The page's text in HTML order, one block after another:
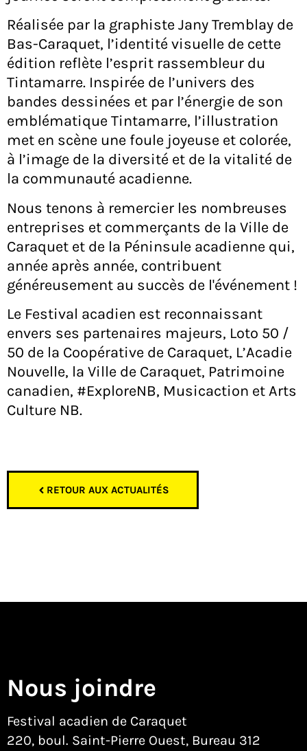
Réalisée par la graphiste Jany Tremblay de
Bas-Caraquet, l’identité visuelle de cette
édition reflète l’esprit rassembleur du
Tintamarre. Inspirée de l’univers des
bandes dessinées et par l’énergie de son
emblématique Tintamarre, l’illustration
met en scène une foule joyeuse et colorée,
à l’image de la diversité et de la vitalité de
la communauté acadienne.
Nous tenons à remercier les nombreuses
entreprises et commerçants de la Ville de
Caraquet et de la Péninsule acadienne qui,
année après année, contribuent
généreusement au succès de l'événement !
Le Festival acadien est reconnaissant
envers ses partenaires majeurs, Loto 50 /
50 de la Coopérative de Caraquet, L’Acadie
Nouvelle, la Ville de Caraquet, Patrimoine
canadien, #ExploreNB, Musicaction et Arts
Culture NB.
RETOUR AUX ACTUALITÉS
Nous joindre
Festival acadien de Caraquet
220, boul. Saint-Pierre Ouest, Bureau 312